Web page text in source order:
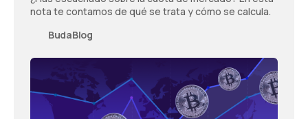
nota te contamos de qué se trata y cómo se calcula.
BudaBlog